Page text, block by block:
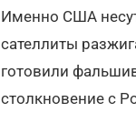
Именно США
сателлиты
готовили
столкновение с